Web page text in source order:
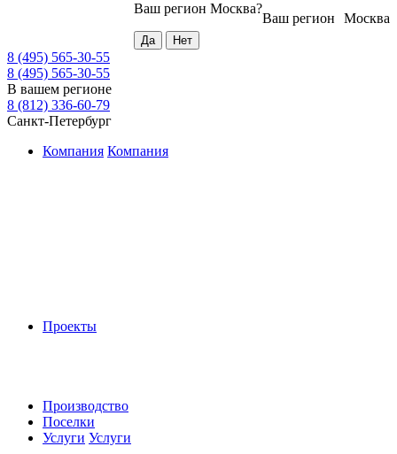
Москва
Ваш регион
Ваш регион Москва?
8 (495) 565-30-55
8 (495) 565-30-55
В вашем регионе
8 (812) 336-60-79
Санкт-Петербург
Компания Компания
Проекты
Производство
Поселки
Услуги Услуги